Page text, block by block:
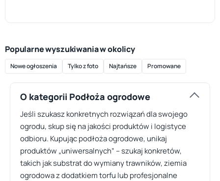
Popularne wyszukiwania w okolicy
Nowe ogłoszenia Tylko z foto Najtańsze Promowane
O kategorii Podłoża ogrodowe
Jeśli szukasz konkretnych rozwiązań dla swojego
ogrodu, skup się na jakości produktów i logistyce
odbioru. Kupując podłoża ogrodowe, unikaj
produktów „uniwersalnych” – szukaj konkretów,
takich jak substrat do wymiany trawników, ziemia
ogrodowa z dodatkiem torfu lub profesjonalne